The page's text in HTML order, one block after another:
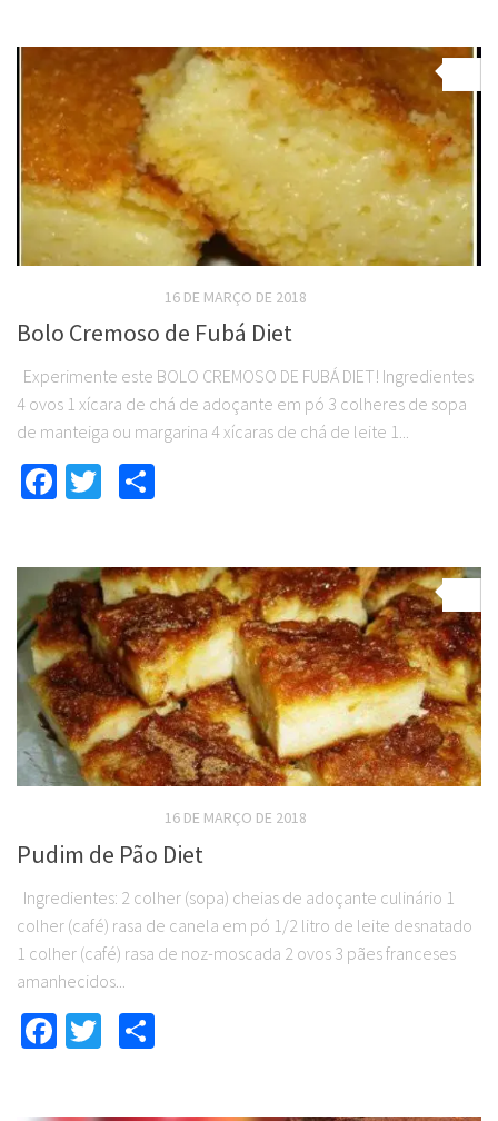
16 DE MARÇO DE 2018
Bolo Cremoso de Fubá Diet
Experimente este BOLO CREMOSO DE FUBÁ DIET! Ingredientes
4 ovos 1 xícara de chá de adoçante em pó 3 colheres de sopa
de manteiga ou margarina 4 xícaras de chá de leite 1...
Facebook
Twitter
16 DE MARÇO DE 2018
Pudim de Pão Diet
Ingredientes: 2 colher (sopa) cheias de adoçante culinário 1
colher (café) rasa de canela em pó 1/2 litro de leite desnatado
1 colher (café) rasa de noz-moscada 2 ovos 3 pães franceses
amanhecidos...
Facebook
Twitter